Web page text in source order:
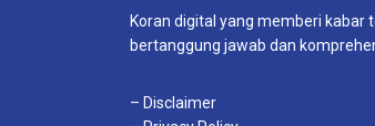
Koran digital yang memberi kabar
bertanggung jawab dan
– Disclaimer